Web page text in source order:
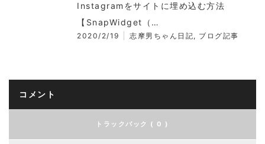
Instagramをサイトに埋め込む方法
【SnapWidget（…
2020/2/19 志摩男ちゃん日記, ブログ記事
コメント
トラックバック ( 0 )